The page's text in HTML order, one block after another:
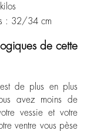
à 2.5 kilos
: 32/34 cm
de cette
de plus en plus
avez moins de
vessie et votre
ventre vous pèse